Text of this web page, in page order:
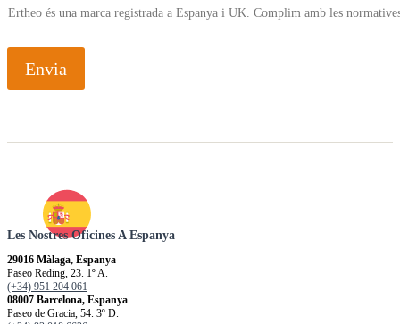
Ertheo és una marca registrada a Espanya i UK. Complim amb les
Envia
Les Nostres Oficines A Espanya
29016 Màlaga, Espanya
Paseo Reding, 23. 1º A.
(+34) 951 204 061
08007 Barcelona, Espanya
Paseo de Gracia, 54. 3º D.